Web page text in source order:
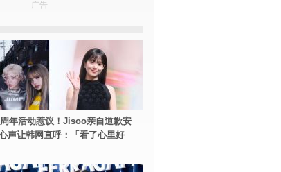
广告
年活动惹议！Jisoo亲自道歉安
声让韩网直呼：「看了心里好